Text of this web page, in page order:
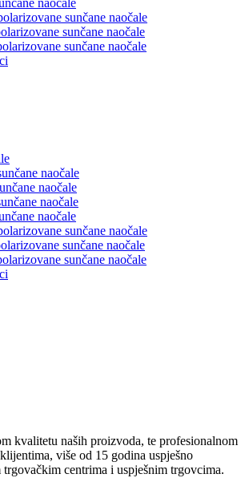
sunčane naočale
sunčane naočale
sunčane naočale
naočale
naočale
naočale
naočale
sunčane naočale
sunčane naočale
sunčane naočale
kvalitetu naših proizvoda, te profesionalnom
više od 15 godina uspješno
centrima i uspješnim trgovcima.